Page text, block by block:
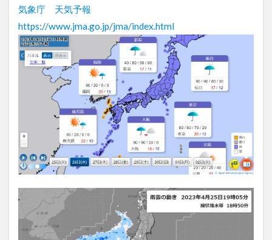
気象庁 天気予報
https://www.jma.go.jp/jma/index.html